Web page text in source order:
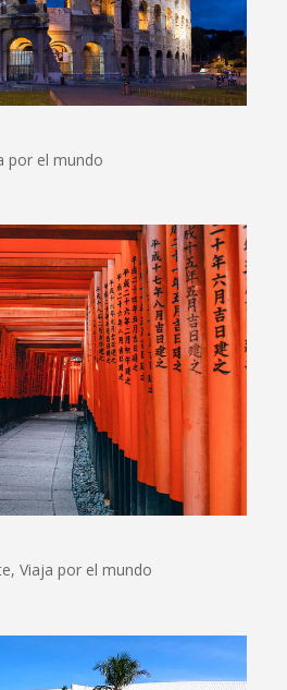
por el mundo
,Viaja por el mundo